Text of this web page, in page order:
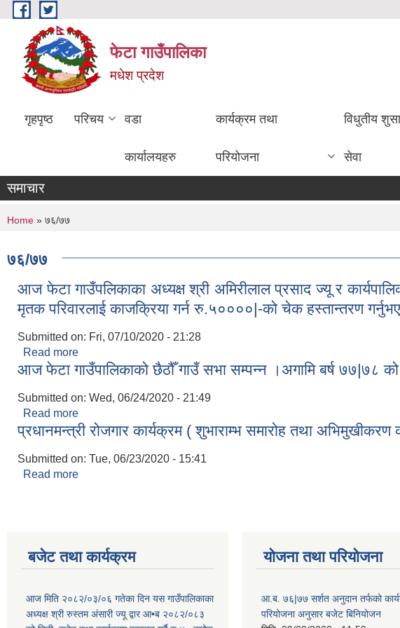
Skip to main content
फेटा गाउँपालिका
मधेश प्रदेश
गृहपृष्ठ परिचय वडा
कार्यालयहरु
कार्यक्रम तथा
परियोजना
विधुतीय
सेवा
समाचार
You are here
Home » ७६/७७
७६/७७
आज फेटा गाउँपलिकाका अध्यक्ष श्री अमिरीलाल प्रसाद ज्यू र
मृतक परिवारलाई काजक्रिया गर्न रु.५००००|-को चेक हस्तान्तरण
Submitted on: Fri, 07/10/2020 - 21:28
Read more
रु.५००००|-को चेक हस्तान्तरण गर्नुभएक छ।
आज फेटा गाउँपालिकाको छैठौँ गाउँ सभा सम्पन्न ।अगामि बर्ष
Submitted on: Wed, 06/24/2020 - 21:49
Read more
प्रधानमन्त्री रोजगार कार्यक्रम ( शुभाराम्भ समारोह तथा अभिमुखीकरण
Submitted on: Tue, 06/23/2020 - 15:41
Read more
बजेट तथा कार्यक्रम
आज मिति २०८२/०३/०६ गतेका दिन यस गाउँपालिकाका
अध्यक्ष श्री रुस्तम अंसारी ज्यू द्वार आ•ब २०८२/०८३
योजना तथा परियोजना
आ.ब. ७६|७७ सर्शत अनुदान तर्फको
परियोजना अनुसार बजेट बिनियोजन